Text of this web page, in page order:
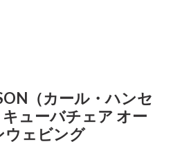
（カール・ハンセ
ューバチェア オー
ウェビング